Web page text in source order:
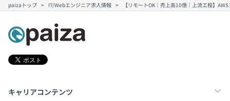
paizaトップ IT/Webエンジニア求人情報 【リモートOK｜売上高10億｜上流工程】
キャリアコンテンツ